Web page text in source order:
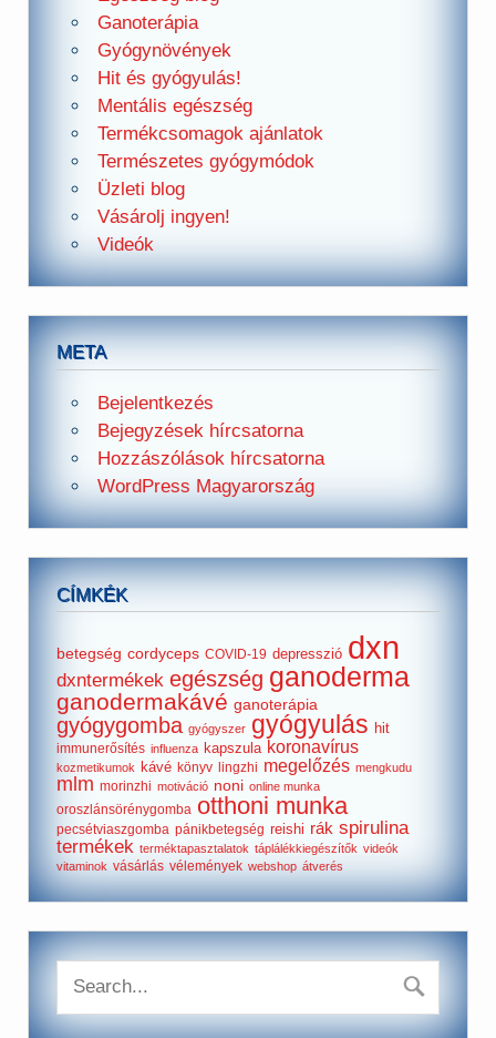
Ganoterápia
Gyógynövények
Hit és gyógyulás!
Mentális egészség
Termékcsomagok ajánlatok
Természetes gyógymódok
Üzleti blog
Vásárolj ingyen!
Videók
META
Bejelentkezés
Bejegyzések hírcsatorna
Hozzászólások hírcsatorna
WordPress Magyarország
CÍMKÉK
betegség cordyceps COVID-19 depresszió dxn
dxntermékek egészség ganoderma
ganodermakávé ganoterápia
gyógygomba gyógyszer gyógyulás hit
immunerősítés influenza kapszula koronavírus
kozmetikumok kávé könyv lingzhi megelőzés mengkudu
mlm morinzhi motiváció noni online munka
oroszlánsörénygomba otthoni munka
pecsétviaszgomba pánikbetegség reishi rák spirulina
termékek terméktapasztalatok táplálékkiegészítők videók
vitaminok vásárlás vélemények webshop átverés